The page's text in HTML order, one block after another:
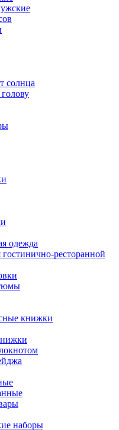
солнца
одежда
ресторанной
книжки
наборы